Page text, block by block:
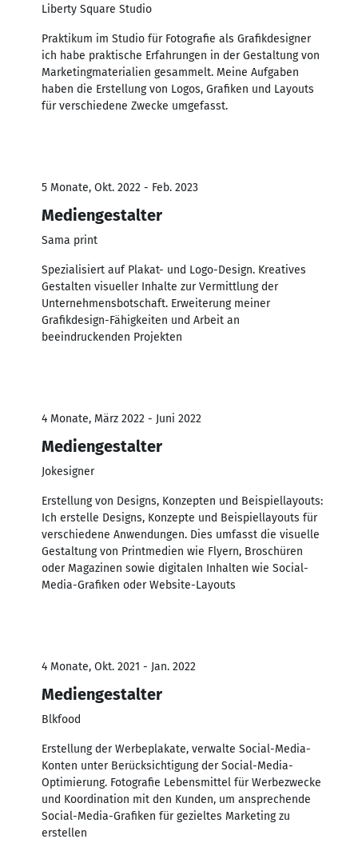
Liberty Square Studio
Praktikum im Studio für Fotografie als Grafikdesigner
ich habe praktische Erfahrungen in der Gestaltung von
Marketingmaterialien gesammelt. Meine Aufgaben
haben die Erstellung von Logos, Grafiken und Layouts
für verschiedene Zwecke umgefasst.
5 Monate, Okt. 2022 - Feb. 2023
Mediengestalter
Sama print
Spezialisiert auf Plakat- und Logo-Design. Kreatives
Gestalten visueller Inhalte zur Vermittlung der
Unternehmensbotschaft. Erweiterung meiner
Grafikdesign-Fähigkeiten und Arbeit an
beeindruckenden Projekten
4 Monate, März 2022 - Juni 2022
Mediengestalter
Jokesigner
Erstellung von Designs, Konzepten und Beispiellayouts:
Ich erstelle Designs, Konzepte und Beispiellayouts für
verschiedene Anwendungen. Dies umfasst die visuelle
Gestaltung von Printmedien wie Flyern, Broschüren
oder Magazinen sowie digitalen Inhalten wie Social-
Media-Grafiken oder Website-Layouts
4 Monate, Okt. 2021 - Jan. 2022
Mediengestalter
Blkfood
Erstellung der Werbeplakate, verwalte Social-Media-
Konten unter Berücksichtigung der Social-Media-
Optimierung. Fotografie Lebensmittel für Werbezwecke
und Koordination mit den Kunden, um ansprechende
Social-Media-Grafiken für gezieltes Marketing zu
erstellen